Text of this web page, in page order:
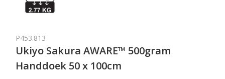
P453.813
Ukiyo Sakura AWARE™ 500gram
Handdoek 50 x 100cm